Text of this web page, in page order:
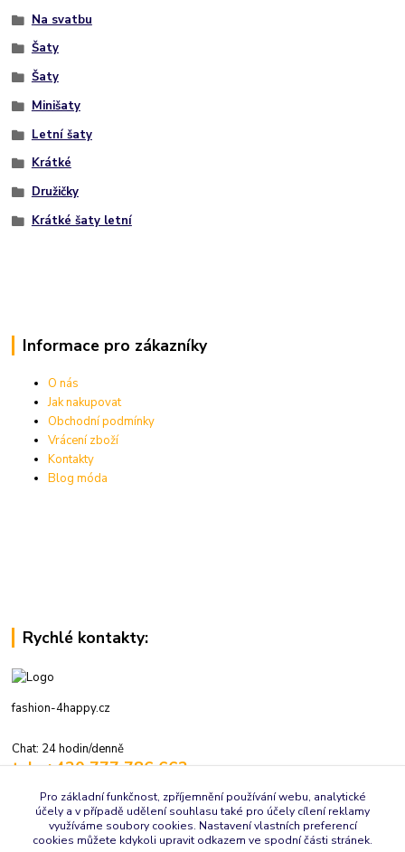
Na svatbu
Šaty
Šaty
Minišaty
Letní šaty
Krátké
Družičky
Krátké šaty letní
Informace pro zákazníky
O nás
Jak nakupovat
Obchodní podmínky
Vrácení zboží
Kontakty
Blog móda
Rychlé kontakty:
fashion-4happy.cz
Chat: 24 hodin/denně
tel.: +420 777 786 662
info@fashion-4happy.cz
Pro základní funkčnost, zpříjemnění používání webu, analytické
účely a v případě udělení souhlasu také pro účely cílení reklamy
využíváme soubory cookies. Nastavení vlastních preferencí
cookies můžete kdykoli upravit odkazem ve spodní části stránek.